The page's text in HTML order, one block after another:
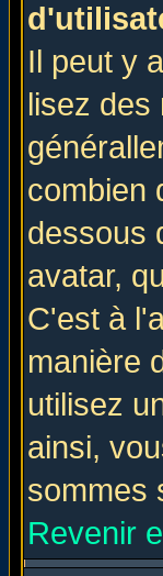
Il peut y
lisez des
combien
dessous
avatar,
C'est à
manière
utilisez
ainsi,
sommes
Revenir